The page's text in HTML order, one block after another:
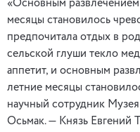
«Основным
месяцы становилось
предпочитала отдых в
сельской глуши текло
аппетит, и основным
летние месяцы
научный сотрудник
Осьмак. — Князь Евгений